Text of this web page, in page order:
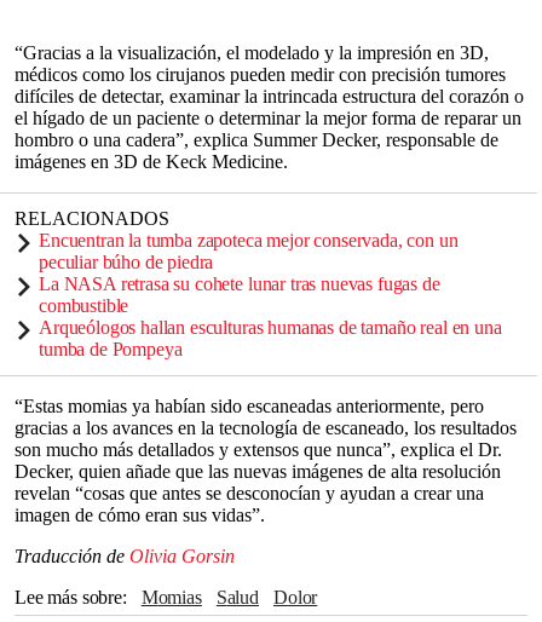
“Gracias a la visualización, el modelado y la impresión en 3D,
médicos como los cirujanos pueden medir con precisión tumores
difíciles de detectar, examinar la intrincada estructura del corazón o
el hígado de un paciente o determinar la mejor forma de reparar un
hombro o una cadera”, explica Summer Decker, responsable de
imágenes en 3D de Keck Medicine.
RELACIONADOS
Encuentran la tumba zapoteca mejor conservada, con un
peculiar búho de piedra
La NASA retrasa su cohete lunar tras nuevas fugas de
combustible
Arqueólogos hallan esculturas humanas de tamaño real en una
tumba de Pompeya
“Estas momias ya habían sido escaneadas anteriormente, pero
gracias a los avances en la tecnología de escaneado, los resultados
son mucho más detallados y extensos que nunca”, explica el Dr.
Decker, quien añade que las nuevas imágenes de alta resolución
revelan “cosas que antes se desconocían y ayudan a crear una
imagen de cómo eran sus vidas”.
Traducción de Olivia Gorsin
Lee más sobre
momias salud Dolor